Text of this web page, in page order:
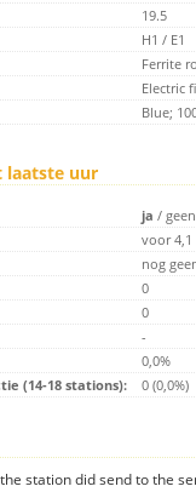
19.5
H1 / E1
Ferrite
Electric
Blue;
laatste uur
ja /
voor
nog
0
0
-
0,0%
(14-18 stations):
0 (0,0%)
station did send to the